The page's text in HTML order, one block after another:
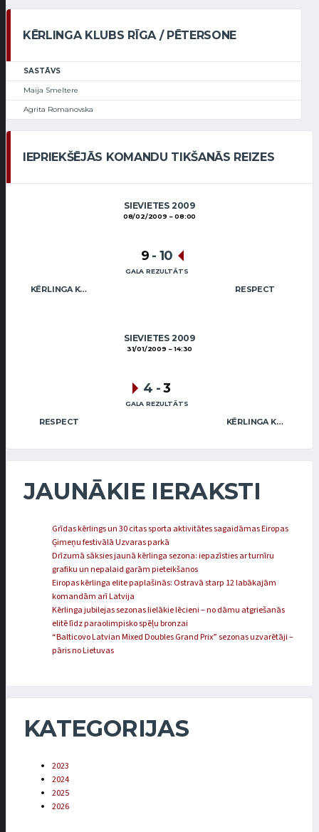
KĒRLINGA KLUBS RĪGA / PĒTERSONE
SASTĀVS
Maija Smeltere
Agrita Romanovska
IEPRIEKŠĒJĀS KOMANDU TIKŠANĀS REIZES
SIEVIETES 2009
08/02/2009 08:00
KĒRLINGA KLUBS RĪGA / PĒTERSONE RESPECT
9 - 10
GALA REZULTĀTS
SIEVIETES 2009
31/01/2009 14:30
RESPECT KĒRLINGA KLUBS RĪGA / PĒTERSONE
4 -3
GALA REZULTĀTS
JAUNĀKIE IERAKSTI
Grīdas kērlings un 30 citas sporta aktivitātes sagaidāmas Eiropas
Ģimeņu festivālā Uzvaras parkā
Drīzumā sāksies jaunā kērlinga sezona: iepazīsties ar turnīru
grafiku un nepalaid garām pieteikšanos
Eiropas kērlinga elite paplašinās: Ostravā starp 12 labākajām
komandām arī Latvija
Kērlinga jubilejas sezonas lielākie lēcieni – no dāmu atgriešanās
elitē līdz paraolimpisko spēļu bronzai
“Balticovo Latvian Mixed Doubles Grand Prix” sezonas uzvarētāji –
pāris no Lietuvas
KATEGORIJAS
2023
2024
2025
2026